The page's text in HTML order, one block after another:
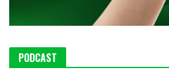
PODCAST